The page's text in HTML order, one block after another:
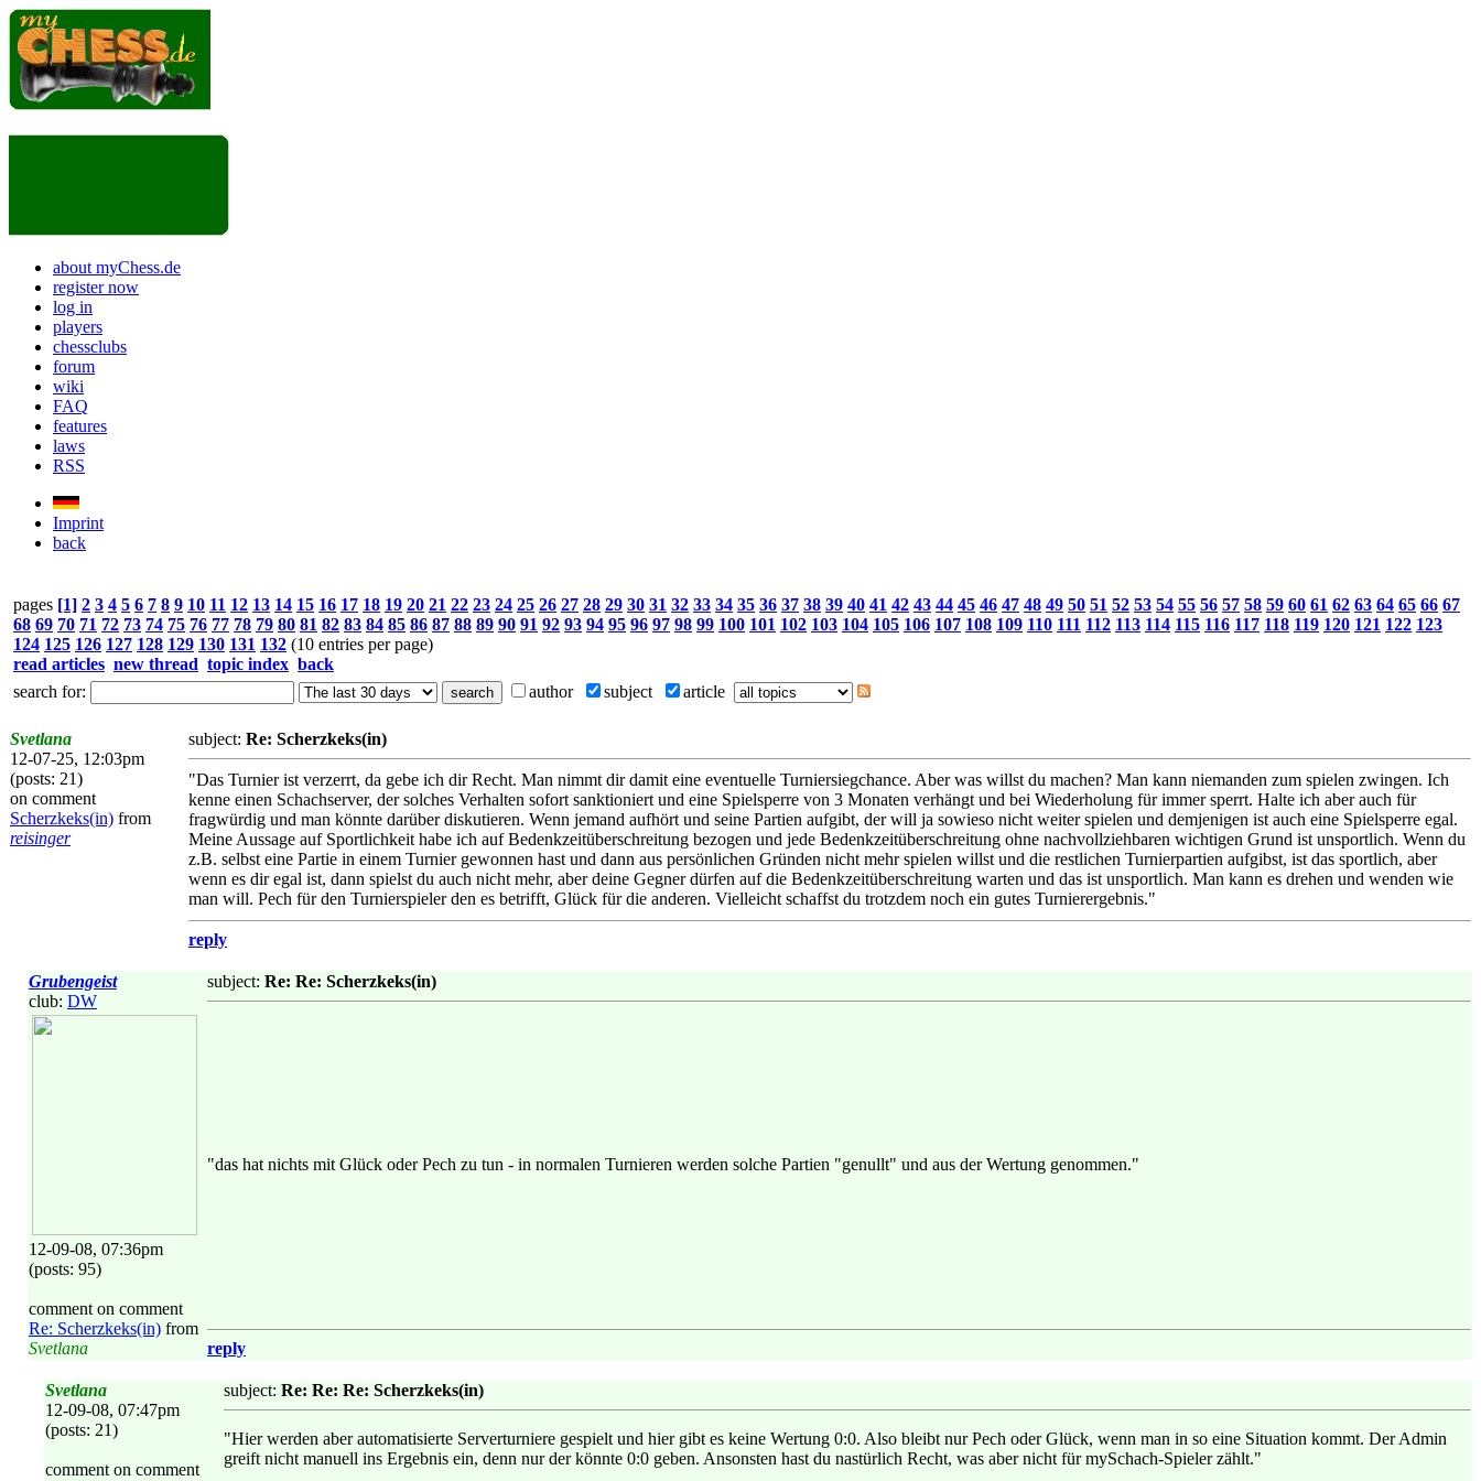
about myChess.de
register now
log in
players
chessclubs
forum
wiki
FAQ
features
laws
RSS
Imprint
back
pages [1] 2 3 4 5 6 7 8 9 10 11 12 13 14 15 16 17 18 19 20 21 22 23 24 25 26 27 28 29 30 31 32 33 34 35 36 37 38 39 40 41 42 43 44 45 46 47 48 49 50 51 52 53 54 55 56 57 58 59 60 61 62 63 64 65 66 67
68 69 70 71 72 73 74 75 76 77 78 79 80 81 82 83 84 85 86 87 88 89 90 91 92 93 94 95 96 97 98 99 100 101 102 103 104 105 106 107 108 109 110 111 112 113 114 115 116 117 118 119 120 121 122 123
124 125 126 127 128 129 130 131 132 (10 entries per page)
read articles new thread topic index back
search for:
author subject article
Svetlana
12-07-25, 12:03pm
(posts: 21)
on comment
Scherzkeks(in) from
reisinger
subject: Re: Scherzkeks(in)
"Das Turnier ist verzerrt, da gebe ich dir Recht. Man nimmt dir damit eine eventuelle Turniersiegchance. Aber was willst du machen? Man kann niemanden zum spielen zwingen. Ich
kenne einen Schachserver, der solches Verhalten sofort sanktioniert und eine Spielsperre von 3 Monaten verhängt und bei Wiederholung für immer sperrt. Halte ich aber auch für
fragwürdig und man könnte darüber diskutieren. Wenn jemand aufhört und seine Partien aufgibt, der will ja sowieso nicht weiter spielen und demjenigen ist auch eine Spielsperre egal.
Meine Aussage auf Sportlichkeit habe ich auf Bedenkzeitüberschreitung bezogen und jede Bedenkzeitüberschreitung ohne nachvollziehbaren wichtigen Grund ist unsportlich. Wenn du
z.B. selbst eine Partie in einem Turnier gewonnen hast und dann aus persönlichen Gründen nicht mehr spielen willst und die restlichen Turnierpartien aufgibst, ist das sportlich, aber
wenn es dir egal ist, dann spielst du auch nicht mehr, aber deine Gegner dürfen auf die Bedenkzeitüberschreitung warten und das ist unsportlich. Man kann es drehen und wenden wie
man will. Pech für den Turnierspieler den es betrifft, Glück für die anderen. Vielleicht schaffst du trotzdem noch ein gutes Turnierergebnis."
reply
Grubengeist
club: DW
12-09-08, 07:36pm
(posts: 95)
comment on comment
Re: Scherzkeks(in) from
Svetlana
subject: Re: Re: Scherzkeks(in)
"das hat nichts mit Glück oder Pech zu tun - in normalen Turnieren werden solche Partien "genullt" und aus der Wertung genommen."
reply
Svetlana
12-09-08, 07:47pm
(posts: 21)
comment on comment
subject: Re: Re: Re: Scherzkeks(in)
"Hier werden aber automatisierte Serverturniere gespielt und hier gibt es keine Wertung 0:0. Also bleibt nur Pech oder Glück, wenn man in so eine Situation kommt. Der Admin
greift nicht manuell ins Ergebnis ein, denn nur der könnte 0:0 geben. Ansonsten hast du nastürlich Recht, was aber nicht für mySchach-Spieler zählt."